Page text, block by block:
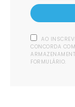
AO
CONCORDA
FORMULÁRIO.